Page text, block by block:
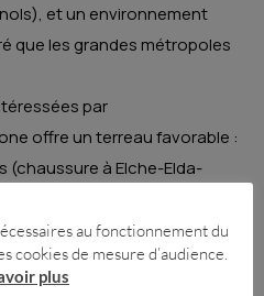
et un environnement
que les grandes métropoles
par
offre un terreau favorable :
(chaussure à Elche-Elda-
export déjà bien installé.
au fonctionnement du
cookies de mesure d’audience.
plus